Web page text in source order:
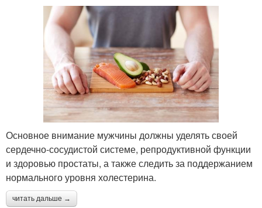
Основное внимание мужчины должны уделять своей
сердечно-сосудистой системе, репродуктивной функции
и здоровью простаты, а также следить за поддержанием
нормального уровня холестерина.
читать дальше →